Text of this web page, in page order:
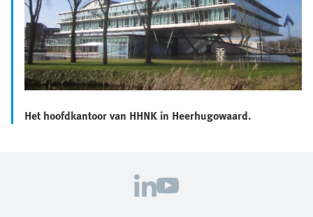
Het hoofdkantoor van HHNK in Heerhugowaard.